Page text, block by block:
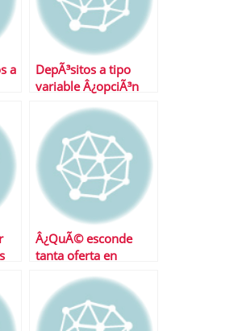
a
DepÃ³sitos a tipo
variable Â¿opciÃ³n
Â¿QuÃ© esconde
tanta oferta en